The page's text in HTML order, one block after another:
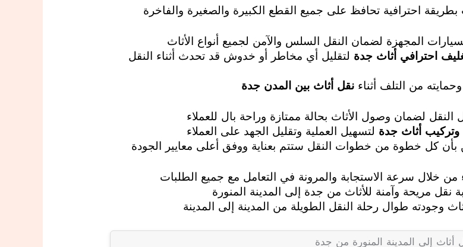
احترافية تحافظ على جميع القطع الكبيرة والصغيرة والفاخرة
المجهزة لضمان النقل السلس والآمن لجميع أنواع الأثاث
احترافي أثاث جدة لتقليل أي مخاطر أو خدوش قد تحدث أثناء النقل
من التلف أثناءنقل أثاث بين المدن جدة
لضمان وصول الأثاث بحالة ممتازة وراحة بال للعملاء
وتركيب أثاث جدة لتسهيل العملية وتقليل الجهد على العملاء
بأن كل خطوة من خطوات النقل ستتم بعناية ووفق أعلى معايير الجودة
من خلال سرعة الاستجابة والمرونة في التعامل مع جميع الطلبات
مريحة وآمنة للأثاث من جدة إلى المدينة المنورة
وجودته طوال رحلة النقل الطويلة من المدينة إلى المدينة